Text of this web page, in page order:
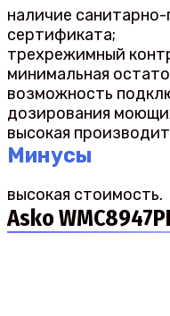
наличие санитарно-
сертификата;
трехрежимный
минимальная
возможность
дозирования
высокая
Минусы
высокая стоимость.
Asko